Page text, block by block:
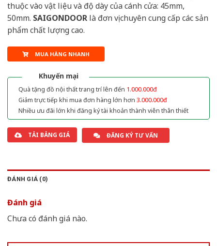
thuộc vào vật liệu và độ dày của cánh cửa: 45mm,
50mm. SAIGONDOOR là đơn vị chuyên cung cấp các sản
phẩm chất lượng cao.
MUA HÀNG NHANH
Khuyến mại
Quà tặng đồ nội thất trang trí lên đến 1.000.000đ
Giảm trực tiếp khi mua đơn hàng lớn hơn 3.000.000đ
Nhiều ưu đãi lớn khi đăng ký tài khoản thành viên thân thiết
TẢI BẢNG GIÁ ĐĂNG KÝ TƯ VẤN
ĐÁNH GIÁ (0)
Đánh giá
Chưa có đánh giá nào.